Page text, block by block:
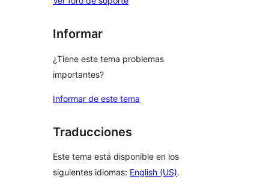
Informar
¿Tiene este tema problemas
importantes?
Informar de este tema
Traducciones
Este tema está disponible en los
siguientes idiomas: English (US).